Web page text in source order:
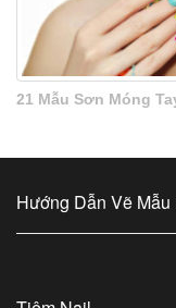
21 Mẫu Sơn Móng
Hướng Dẫn Vẽ